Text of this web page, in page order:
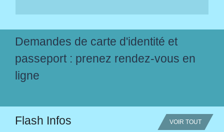
Demandes de carte d'identité et
passeport : prenez rendez-vous en
ligne
Flash Infos VOIR TOUT